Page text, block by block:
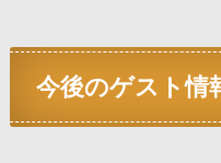
今後のゲスト情